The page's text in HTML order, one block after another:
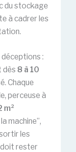
du stockage
à cadrer les
:
dès 8 à 10
Chaque
perceuse à
m²
machine”,
les
doit rester